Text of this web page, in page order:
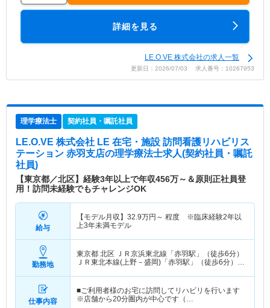
詳細を見る
LE.O.VE 株式会社の求人一覧
更新日：2026/07/03 求人番号：10267953
理学療法士 契約社員・嘱託社員
LE.O.VE 株式会社 LE 在宅・施設 訪問看護リハビリス
テーション 赤羽支店の理学療法士求人(契約社員・嘱託
社員)
【東京都／北区】経験3年以上で年収456万～＆原則正社員登
用！訪問未経験でもチャレンジOK
給与
【モデル月収】 32.9万円～ 程度 ※臨床経験2年以
上3年未満モデル
勤務地
東京都 北区 ＪＲ京浜東北線「赤羽駅」（徒歩6分）
ＪＲ東北本線(上野－盛岡)「赤羽駅」（徒歩6分）
仕事内容
■ご利用者様のお宅に訪問してリハビリを行います
※店舗から20分圏内が中心です（…